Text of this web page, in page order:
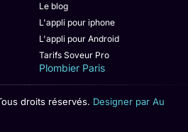
Le blog
L'appli pour iphone
L'appli pour Android
Tarifs Soveur Pro
Plombier Paris
droits réservés. Designer par Au